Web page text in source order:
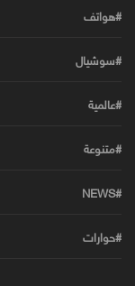
#هواتف
#سوشيال
#عالمية
#متنوعة
#NEWS
#حوارات